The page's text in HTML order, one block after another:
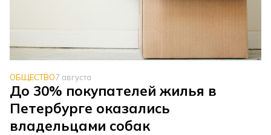
ОБЩЕСТВО7 августа
До 30% покупателей жилья в
Петербурге оказались
владельцами собак